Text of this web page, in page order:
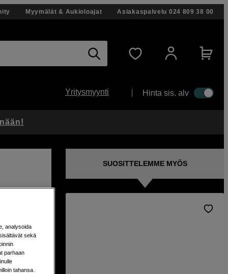
Myymälät & Aukioloajat Asiakaspalvelu 024 809 38 00
Yritysmyynti Hinta sis. alv
SUOSITTELEMME MYÖS
analysoida
sekä
parhaan
tahansa.